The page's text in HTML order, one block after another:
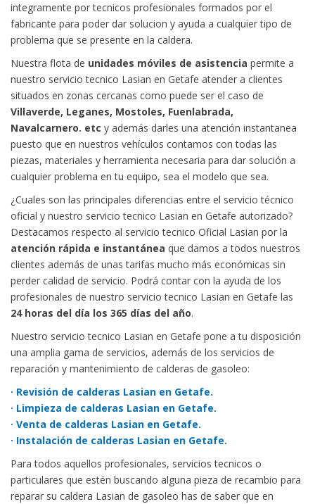
integramente por tecnicos profesionales formados por el
fabricante para poder dar solucion y ayuda a cualquier tipo de
problema que se presente en la caldera.
Nuestra flota de unidades móviles de asistencia permite a
nuestro servicio tecnico Lasian en Getafe atender a clientes
situados en zonas cercanas como puede ser el caso de
Villaverde, Leganes, Mostoles, Fuenlabrada,
Navalcarnero. etc y además darles una atención instantanea
puesto que en nuestros vehículos contamos con todas las
piezas, materiales y herramienta necesaria para dar solución a
cualquier problema en tu equipo, sea el modelo que sea.
¿Cuales son las principales diferencias entre el servicio técnico
oficial y nuestro servicio tecnico Lasian en Getafe autorizado?
Destacamos respecto al servicio tecnico Oficial Lasian por la
atención rápida e instantánea que damos a todos nuestros
clientes además de unas tarifas mucho más económicas sin
perder calidad de servicio. Podrá contar con la ayuda de los
profesionales de nuestro servicio tecnico Lasian en Getafe las
24 horas del día los 365 días del año.
Nuestro servicio tecnico Lasian en Getafe pone a tu disposición
una amplia gama de servicios, además de los servicios de
reparación y mantenimiento de calderas de gasoleo:
· Revisión de calderas Lasian en Getafe.
· Limpieza de calderas Lasian en Getafe.
· Venta de calderas Lasian en Getafe.
· Instalación de calderas Lasian en Getafe.
Para todos aquellos profesionales, servicios tecnicos o
particulares que estén buscando alguna pieza de recambio para
reparar su caldera Lasian de gasoleo has de saber que en